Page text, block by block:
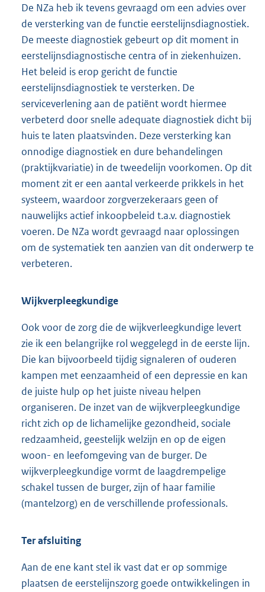
De NZa heb ik tevens gevraagd om een advies over
de versterking van de functie eerstelijnsdiagnostiek.
De meeste diagnostiek gebeurt op dit moment in
eerstelijnsdiagnostische centra of in ziekenhuizen.
Het beleid is erop gericht de functie
eerstelijnsdiagnostiek te versterken. De
serviceverlening aan de patiënt wordt hiermee
verbeterd door snelle adequate diagnostiek dicht bij
huis te laten plaatsvinden. Deze versterking kan
onnodige diagnostiek en dure behandelingen
(praktijkvariatie) in de tweedelijn voorkomen. Op dit
moment zit er een aantal verkeerde prikkels in het
systeem, waardoor zorgverzekeraars geen of
nauwelijks actief inkoopbeleid t.a.v. diagnostiek
voeren. De NZa wordt gevraagd naar oplossingen
om de systematiek ten aanzien van dit onderwerp te
verbeteren.
Wijkverpleegkundige
Ook voor de zorg die de wijkverleegkundige levert
zie ik een belangrijke rol weggelegd in de eerste lijn.
Die kan bijvoorbeeld tijdig signaleren of ouderen
kampen met eenzaamheid of een depressie en kan
de juiste hulp op het juiste niveau helpen
organiseren. De inzet van de wijkverpleegkundige
richt zich op de lichamelijke gezondheid, sociale
redzaamheid, geestelijk welzijn en op de eigen
woon- en leefomgeving van de burger. De
wijkverpleegkundige vormt de laagdrempelige
schakel tussen de burger, zijn of haar familie
(mantelzorg) en de verschillende professionals.
Ter afsluiting
Aan de ene kant stel ik vast dat er op sommige
plaatsen de eerstelijnszorg goede ontwikkelingen in